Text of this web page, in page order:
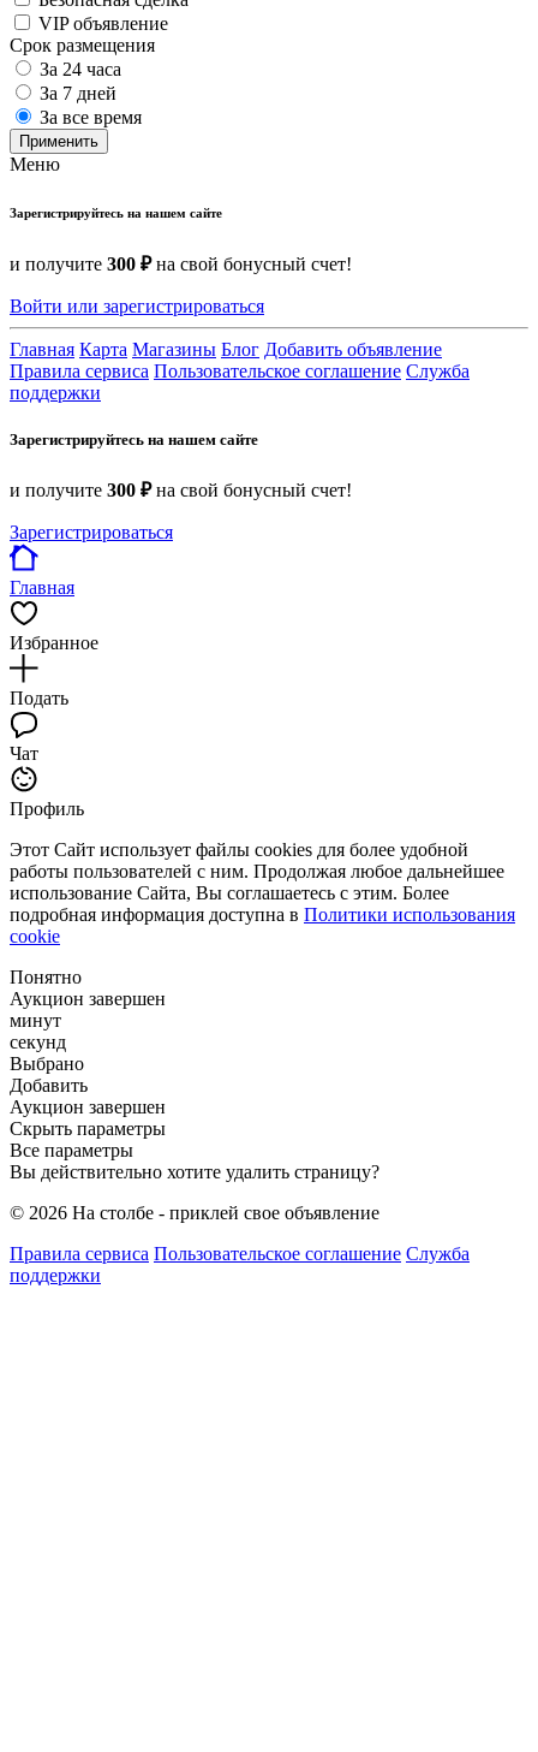
VIP объявление
Срок размещения
За 24 часа
За 7 дней
За все время
Применить
Меню
Зарегистрируйтесь на нашем сайте
и получите 300 ₽на свой бонусный счет!
Войти или зарегистрироваться
Главная Карта Магазины Блог Добавить объявление
Правила сервиса Пользовательское соглашение Служба
поддержки
Зарегистрируйтесь на нашем сайте
и получите 300 ₽на свой бонусный счет!
Зарегистрироваться
Главная
Избранное
Подать
Чат
Профиль
Этот Сайт использует файлы cookies для более удобной
работы пользователей с ним. Продолжая любое дальнейшее
использование Сайта, Вы соглашаетесь с этим. Более
подробная информация доступна в Политики использования
cookie
Понятно
Аукцион завершен
минут
секунд
Выбрано
Добавить
Аукцион завершен
Скрыть параметры
Все параметры
Вы действительно хотите удалить страницу?
© 2026 На столбе - приклей свое объявление
Правила сервиса Пользовательское соглашение Служба
поддержки